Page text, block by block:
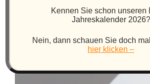
Kennen Sie schon unseren
Jahreskalender 2026?
Nein, dann schauen Sie doch
hier klicken –